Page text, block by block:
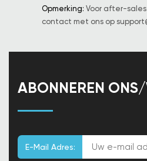
Opmerking: Voor after-
contact met ons op
ABONNEREN
E-Mail Adres: